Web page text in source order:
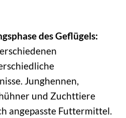
des Geflügels:
Junghennen,
und Zuchttiere
angepasste Futtermittel.